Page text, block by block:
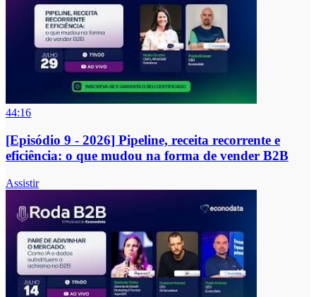
44:16
[Episódio 9 - 2026] Pipeline, receita recorrente e
eficiência: o que mudou na forma de vender B2B
Assistir